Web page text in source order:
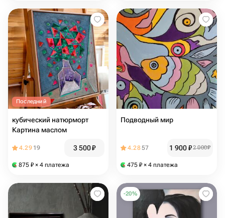
Последний
кубический натюрморт
Картина маслом
4.29 19 3 500₽
875 ₽ × 4 платежа
Подводный мир
4.2857 1 900₽2 000₽
475 ₽ × 4 платежа
-20%